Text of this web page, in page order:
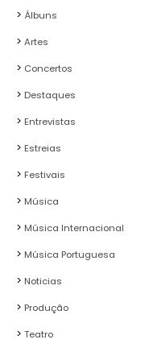
Álbuns
Artes
Concertos
Destaques
Entrevistas
Estreias
Festivais
Música
Música Internacional
Música Portuguesa
Noticias
Produção
Teatro